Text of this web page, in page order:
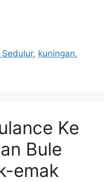
, kuningan,
Ke
Bule
emak